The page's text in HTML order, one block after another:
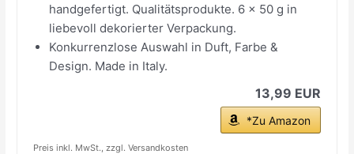
handgefertigt. Qualitätsprodukte. 6 x 50 g in
liebevoll dekorierter Verpackung.
Konkurrenzlose Auswahl in Duft, Farbe &
Design. Made in Italy.
13,99 EUR
*Zu Amazon
Preis inkl. MwSt., zzgl. Versandkosten